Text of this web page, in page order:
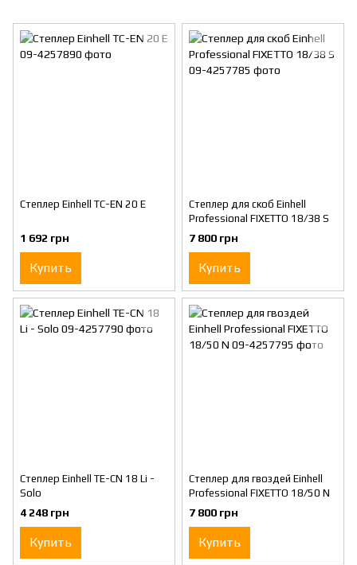
Степлер Einhell TC-EN 20 E
1 692 грн
Купить
Степлер для скоб Einhell
Professional FIXETTO 18/38 S
7 800 грн
Купить
Степлер Einhell TE-CN 18 Li -
Solo
4 248 грн
Купить
Степлер для гвоздей Einhell
Professional FIXETTO 18/50 N
7 800 грн
Купить